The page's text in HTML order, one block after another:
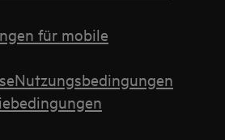
für mobile
Nutzungsbedingungen